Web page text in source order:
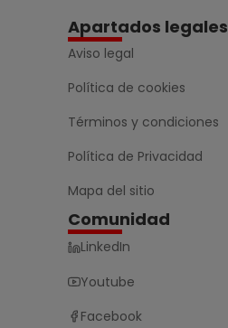
Apartados legales
Aviso legal
Política de cookies
Términos y condiciones
Política de Privacidad
Mapa del sitio
Comunidad
LinkedIn
Youtube
Facebook